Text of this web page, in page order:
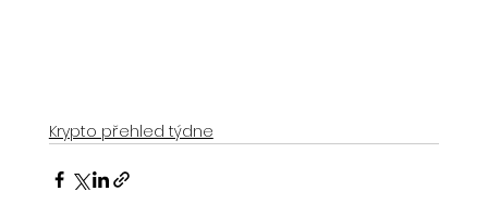
Krypto přehled týdne